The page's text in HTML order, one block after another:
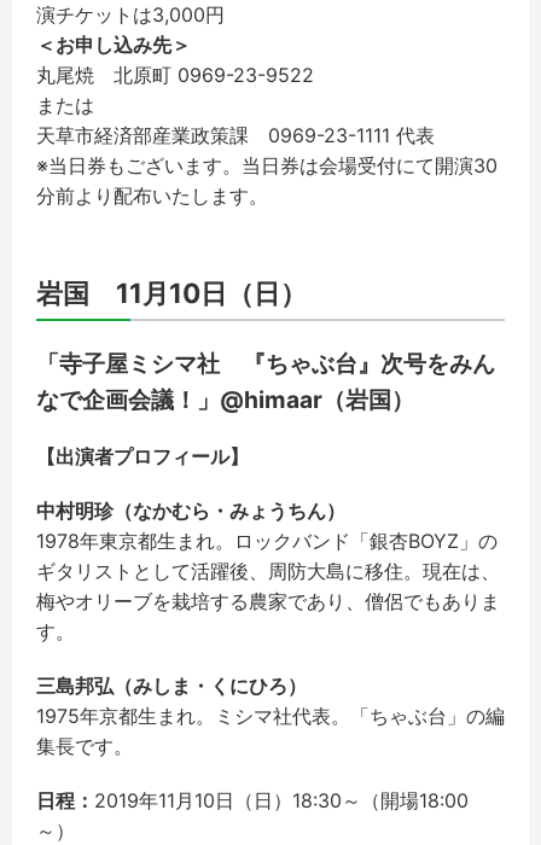
演チケットは3,000円
＜お申し込み先＞
丸尾焼 北原町 0969-23-9522
または
天草市経済部産業政策課 0969-23-1111 代表
※当日券もございます。当日券は会場受付にて開演30
分前より配布いたします。
岩国 11月10日（日）
「寺子屋ミシマ社 『ちゃぶ台』次号をみん
なで企画会議！」@himaar（岩国）
【出演者プロフィール】
中村明珍（なかむら・みょうちん）
1978年東京都生まれ。ロックバンド「銀杏BOYZ」の
ギタリストとして活躍後、周防大島に移住。現在は、
梅やオリーブを栽培する農家であり、僧侶でもありま
す。
三島邦弘（みしま・くにひろ）
1975年京都生まれ。ミシマ社代表。「ちゃぶ台」の編
集長です。
日程： 2019年11月10日（日）18:30～（開場18:00
～）